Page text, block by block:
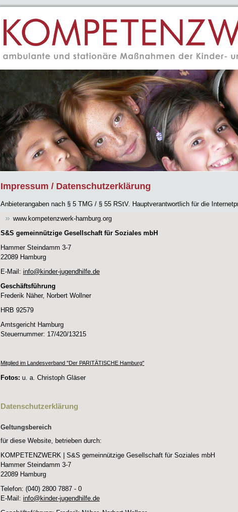
Impressum / Datenschutzerklärung
Anbieterangaben nach § 5 TMG / § 55 RStV. Hauptverantwortlich für die
www.kompetenzwerk-hamburg.org
S&S gemeinnützige Gesellschaft für Soziales mbH
Hammer Steindamm 3-7
22089 Hamburg
E-Mail: info@kinder-jugendhilfe.de
Geschäftsführung
Frederik Näher, Norbert Wollner
HRB 92579
Amtsgericht Hamburg
Steuernummer: 17/420/13215
Mitglied im Landesverband "Der PARITÄTISCHE Hamburg"
Fotos: u. a. Christoph Gläser
Datenschutzerklärung
Geltungsbereich
für diese Website, betrieben durch:
KOMPETENZWERK | S&S gemeinnützige Gesellschaft für Soziales mbH
Hammer Steindamm 3-7
22089 Hamburg
Telefon: (040) 2800 7887 - 0
E-Mail: info@kinder-jugendhilfe.de